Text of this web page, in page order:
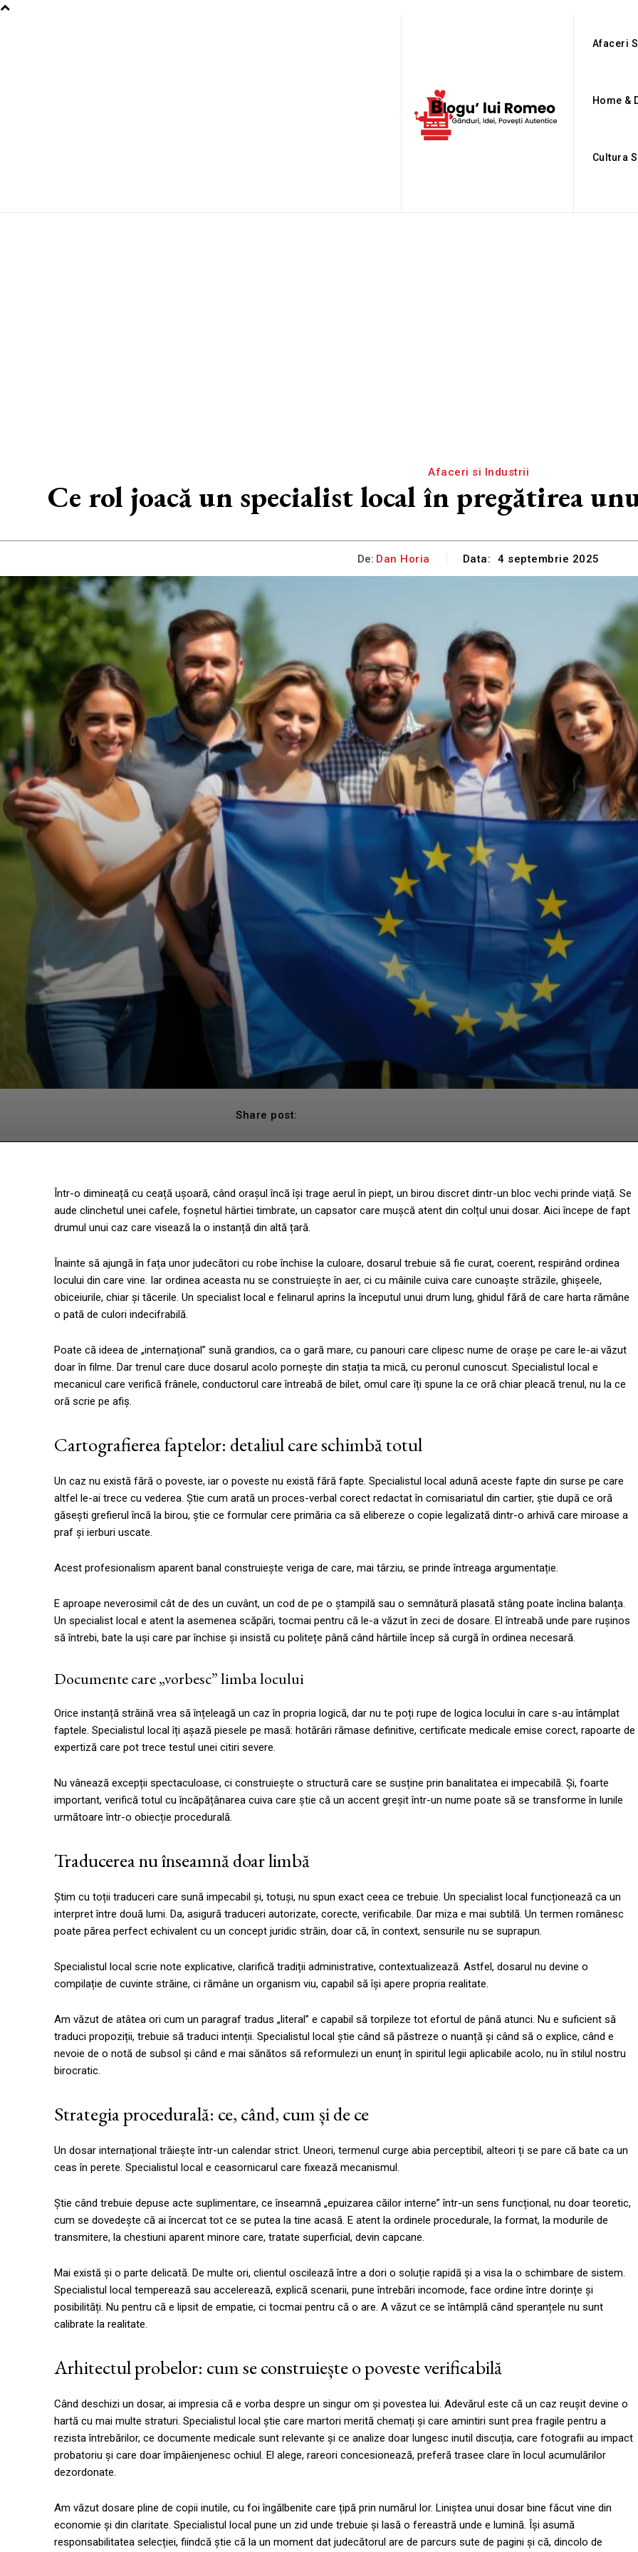
Afaceri
Home &
Cultura
Afaceri si Industrii
Ce rol joacă un specialist local în pregătirea
De: Dan Horia Data: 4 septembrie 2025
Share post:
Într-o dimineață cu ceață ușoară, când orașul încă își trage aerul în piept, un birou discret dintr-un bloc vechi prinde viață. Se
aude clinchetul unei cafele, foșnetul hârtiei timbrate, un capsator care mușcă atent din colțul unui dosar. Aici începe de fapt
drumul unui caz care visează la o instanță din altă țară.
Înainte să ajungă în fața unor judecători cu robe închise la culoare, dosarul trebuie să fie curat, coerent, respirând ordinea
locului din care vine. Iar ordinea aceasta nu se construiește în aer, ci cu mâinile cuiva care cunoaște străzile, ghișeele,
obiceiurile, chiar și tăcerile. Un specialist local e felinarul aprins la începutul unui drum lung, ghidul fără de care harta rămâne
o pată de culori indecifrabilă.
Poate că ideea de „internațional” sună grandios, ca o gară mare, cu panouri care clipesc nume de orașe pe care le-ai văzut
doar în filme. Dar trenul care duce dosarul acolo pornește din stația ta mică, cu peronul cunoscut. Specialistul local e
mecanicul care verifică frânele, conductorul care întreabă de bilet, omul care îți spune la ce oră chiar pleacă trenul, nu la ce
oră scrie pe afiș.
Cartografierea faptelor: detaliul care schimbă totul
Un caz nu există fără o poveste, iar o poveste nu există fără fapte. Specialistul local adună aceste fapte din surse pe care
altfel le-ai trece cu vederea. Știe cum arată un proces-verbal corect redactat în comisariatul din cartier, știe după ce oră
găsești grefierul încă la birou, știe ce formular cere primăria ca să elibereze o copie legalizată dintr-o arhivă care miroase a
praf și ierburi uscate.
Acest profesionalism aparent banal construiește veriga de care, mai târziu, se prinde întreaga argumentație.
E aproape neverosimil cât de des un cuvânt, un cod de pe o ștampilă sau o semnătură plasată stâng poate înclina balanța.
Un specialist local e atent la asemenea scăpări, tocmai pentru că le-a văzut în zeci de dosare. El întreabă unde pare rușinos
să întrebi, bate la uși care par închise și insistă cu politețe până când hârtiile încep să curgă în ordinea necesară.
Documente care „vorbesc” limba locului
Orice instanță străină vrea să înțeleagă un caz în propria logică, dar nu te poți rupe de logica locului în care s-au întâmplat
faptele. Specialistul local îți așază piesele pe masă: hotărâri rămase definitive, certificate medicale emise corect, rapoarte de
expertiză care pot trece testul unei citiri severe.
Nu vânează excepții spectaculoase, ci construiește o structură care se susține prin banalitatea ei impecabilă. Și, foarte
important, verifică totul cu încăpățânarea cuiva care știe că un accent greșit într-un nume poate să se transforme în lunile
următoare într-o obiecție procedurală.
Traducerea nu înseamnă doar limbă
Știm cu toții traduceri care sună impecabil și, totuși, nu spun exact ceea ce trebuie. Un specialist local funcționează ca un
interpret între două lumi. Da, asigură traduceri autorizate, corecte, verificabile. Dar miza e mai subtilă. Un termen românesc
poate părea perfect echivalent cu un concept juridic străin, doar că, în context, sensurile nu se suprapun.
Specialistul local scrie note explicative, clarifică tradiții administrative, contextualizează. Astfel, dosarul nu devine o
compilație de cuvinte străine, ci rămâne un organism viu, capabil să își apere propria realitate.
Am văzut de atâtea ori cum un paragraf tradus „literal” e capabil să torpileze tot efortul de până atunci. Nu e suficient să
traduci propoziții, trebuie să traduci intenții. Specialistul local știe când să păstreze o nuanță și când să o explice, când e
nevoie de o notă de subsol și când e mai sănătos să reformulezi un enunț în spiritul legii aplicabile acolo, nu în stilul nostru
birocratic.
Strategia procedurală: ce, când, cum și de ce
Un dosar internațional trăiește într-un calendar strict. Uneori, termenul curge abia perceptibil, alteori ți se pare că bate ca un
ceas în perete. Specialistul local e ceasornicarul care fixează mecanismul.
Știe când trebuie depuse acte suplimentare, ce înseamnă „epuizarea căilor interne” într-un sens funcțional, nu doar teoretic,
cum se dovedește că ai încercat tot ce se putea la tine acasă. E atent la ordinele procedurale, la format, la modurile de
transmitere, la chestiuni aparent minore care, tratate superficial, devin capcane.
Mai există și o parte delicată. De multe ori, clientul oscilează între a dori o soluție rapidă și a visa la o schimbare de sistem.
Specialistul local temperează sau accelerează, explică scenarii, pune întrebări incomode, face ordine între dorințe și
posibilități. Nu pentru că e lipsit de empatie, ci tocmai pentru că o are. A văzut ce se întâmplă când speranțele nu sunt
calibrate la realitate.
Arhitectul probelor: cum se construiește o poveste verificabilă
Când deschizi un dosar, ai impresia că e vorba despre un singur om și povestea lui. Adevărul este că un caz reușit devine o
hartă cu mai multe straturi. Specialistul local știe care martori merită chemați și care amintiri sunt prea fragile pentru a
rezista întrebărilor, ce documente medicale sunt relevante și ce analize doar lungesc inutil discuția, care fotografii au impact
probatoriu și care doar împăienjenesc ochiul. El alege, rareori concesionează, preferă trasee clare în locul acumulărilor
dezordonate.
Am văzut dosare pline de copii inutile, cu foi îngălbenite care țipă prin numărul lor. Liniștea unui dosar bine făcut vine din
economie și din claritate. Specialistul local pune un zid unde trebuie și lasă o fereastră unde e lumină. Își asumă
responsabilitatea selecției, fiindcă știe că la un moment dat judecătorul are de parcurs sute de pagini și că, dincolo de